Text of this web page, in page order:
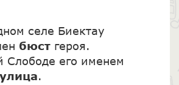
селе Биектау
бюст героя.
Слободе его именем
улица.